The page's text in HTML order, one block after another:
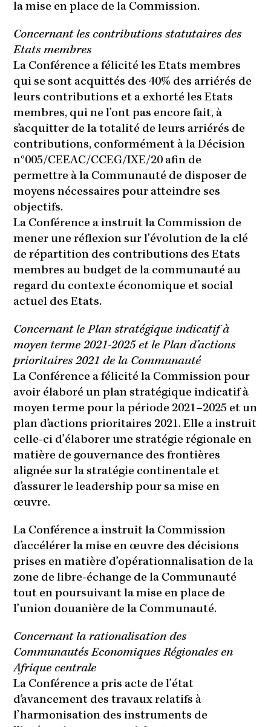
la mise en place de la Commission.
Concernant les contributions statutaires des
Etats membres
La Conférence a félicité les Etats membres
qui se sont acquittés des 40% des arriérés de
leurs contributions et a exhorté les Etats
membres, qui ne l’ont pas encore fait, à
s’acquitter de la totalité de leurs arriérés de
contributions, conformément à la Décision
n°005/CEEAC/CCEG/IXE/20 afin de
permettre à la Communauté de disposer de
moyens nécessaires pour atteindre ses
objectifs.
La Conférence a instruit la Commission de
mener une réflexion sur l’évolution de la clé
de répartition des contributions des Etats
membres au budget de la communauté au
regard du contexte économique et social
actuel des Etats.
Concernant le Plan stratégique indicatif à
moyen terme 2021-2025 et le Plan d’actions
prioritaires 2021 de la Communauté
La Conférence a félicité la Commission pour
avoir élaboré un plan stratégique indicatif à
moyen terme pour la période 2021–2025 et un
plan d’actions prioritaires 2021. Elle a instruit
celle-ci d’élaborer une stratégie régionale en
matière de gouvernance des frontières
alignée sur la stratégie continentale et
d’assurer le leadership pour sa mise en
œuvre.
La Conférence a instruit la Commission
d’accélérer la mise en œuvre des décisions
prises en matière d’opérationnalisation de la
zone de libre-échange de la Communauté
tout en poursuivant la mise en place de
l’union douanière de la Communauté.
Concernant la rationalisation des
Communautés Economiques Régionales en
Afrique centrale
La Conférence a pris acte de l’état
d’avancement des travaux relatifs à
l’harmonisation des instruments de